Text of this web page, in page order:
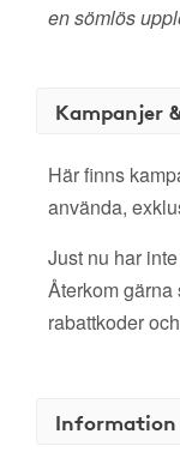
en sömlös
Kampanjer
Här finns
använda,
Just nu har
Återkom gärna
rabattkoder
Information